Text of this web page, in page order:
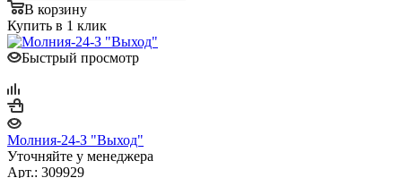
В корзину
Купить в 1 клик
Быстрый просмотр
Молния-24-З "Выход"
Уточняйте у менеджера
Арт.: 309929